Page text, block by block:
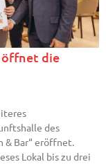
öffnet die
des
& Bar“ eröffnet.
Lokal bis zu drei